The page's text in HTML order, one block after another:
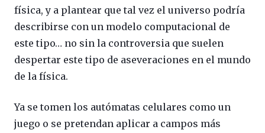
física, y a plantear que tal vez el universo podría
describirse con un modelo computacional de
este tipo… no sin la controversia que suelen
despertar este tipo de aseveraciones en el mundo
de la física.
Ya se tomen los autómatas celulares como un
juego o se pretendan aplicar a campos más